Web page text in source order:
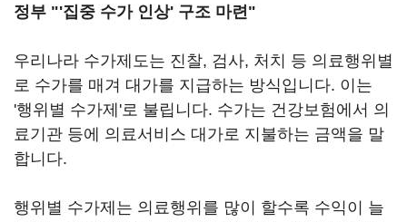
정부 "'집중 수가 인상' 구조 마련"
우리나라 수가제도는 진찰, 검사, 처치 등 의료행위별
로 수가를 매겨 대가를 지급하는 방식입니다. 이는
'행위별 수가제'로 불립니다. 수가는 건강보험에서 의
료기관 등에 의료서비스 대가로 지불하는 금액을 말
합니다.
행위별 수가제는 의료행위를 많이 할수록 수익이 늘